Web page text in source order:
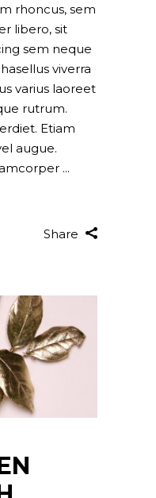
rhoncus, sem
libero, sit
sem neque
viverra
varius laoreet
rutrum.
Etiam
augue.
Share